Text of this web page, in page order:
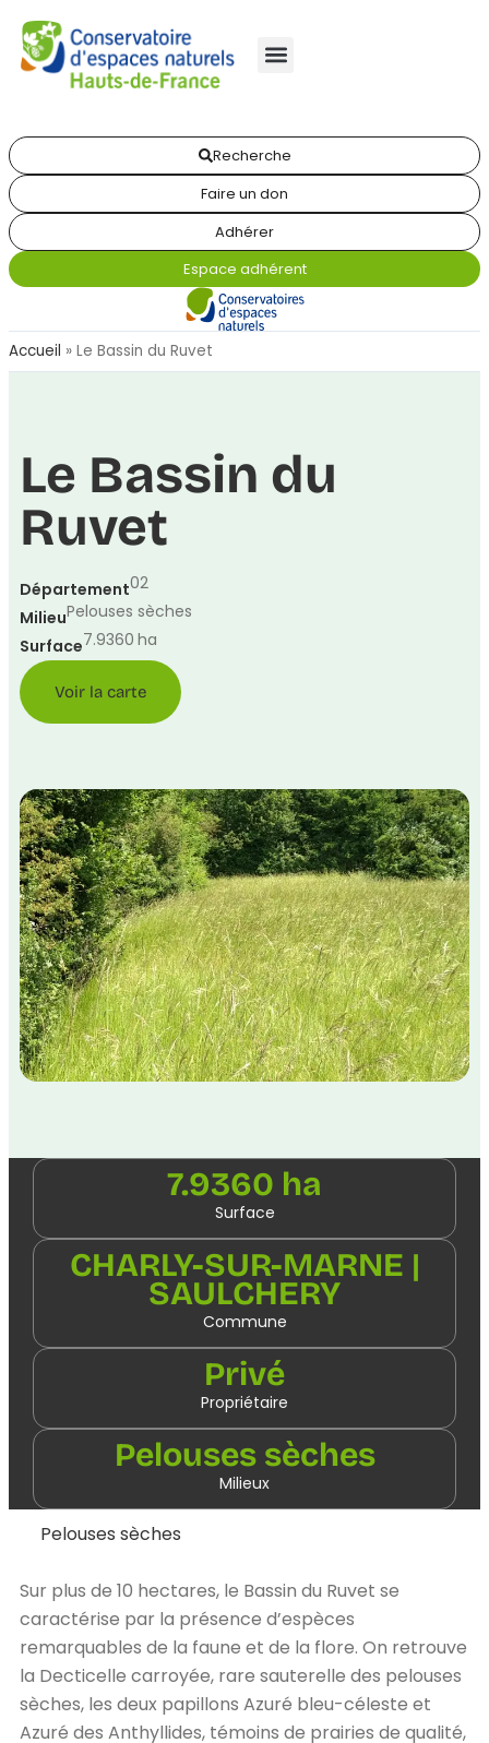
Recherche
Faire un don
Adhérer
Espace adhérent
Accueil » Le Bassin du Ruvet
Le Bassin du
Ruvet
Département02
MilieuPelouses sèches
Surface7.9360 ha
Voir la carte
7.9360 ha
Surface
CHARLY-SUR-MARNE |
SAULCHERY
Commune
Privé
Propriétaire
Pelouses sèches
Milieux
Pelouses sèches
Sur plus de 10 hectares, le Bassin du Ruvet se
caractérise par la présence d’espèces
remarquables de la faune et de la flore. On retrouve
la Decticelle carroyée, rare sauterelle des pelouses
sèches, les deux papillons Azuré bleu-céleste et
Azuré des Anthyllides, témoins de prairies de qualité,